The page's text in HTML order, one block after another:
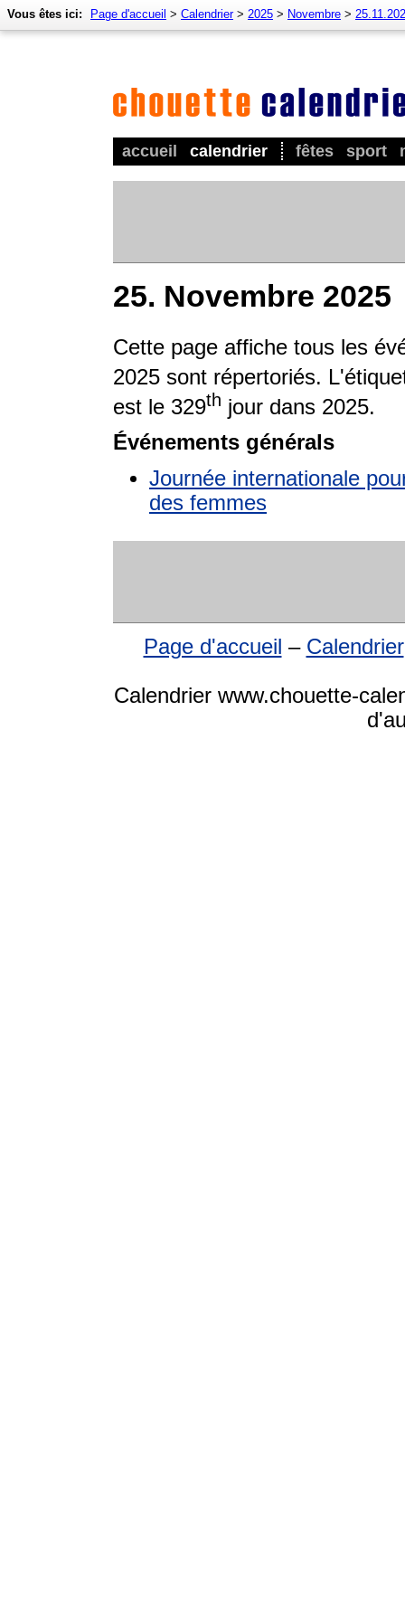
accueil calendrier fêtes sport
Vous êtes ici: Page d'accueil > Calendrier> 2025 > Novembre >
25. Novembre 2025
Cette page affiche tous les
2025 sont répertoriés.
est le 329th jour dans 2025.
Événements générals
Journée internationale
des femmes
Page d'accueil – Calendrier
Calendrier www.chouette-